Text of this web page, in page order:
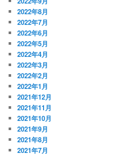
2022年8月
2022年7月
2022年6月
2022年5月
2022年4月
2022年3月
2022年2月
2022年1月
2021年12月
2021年11月
2021年10月
2021年9月
2021年8月
2021年7月